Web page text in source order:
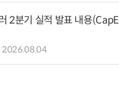
2분기 실적 발표 내용
2026.08.04